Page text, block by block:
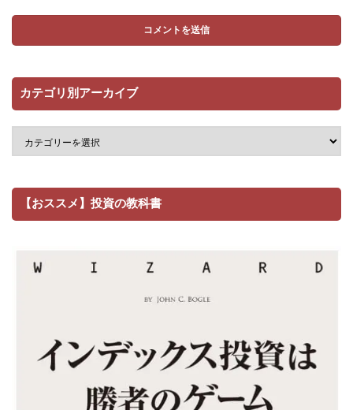
カテゴリ別アーカイブ
【おススメ】投資の教科書